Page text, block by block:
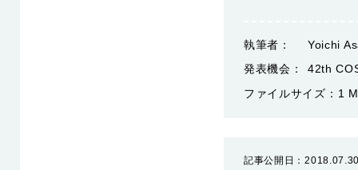
執筆者：
Yoichi
発表機会：
42th
ファイルサイズ： 1
記事公開日：